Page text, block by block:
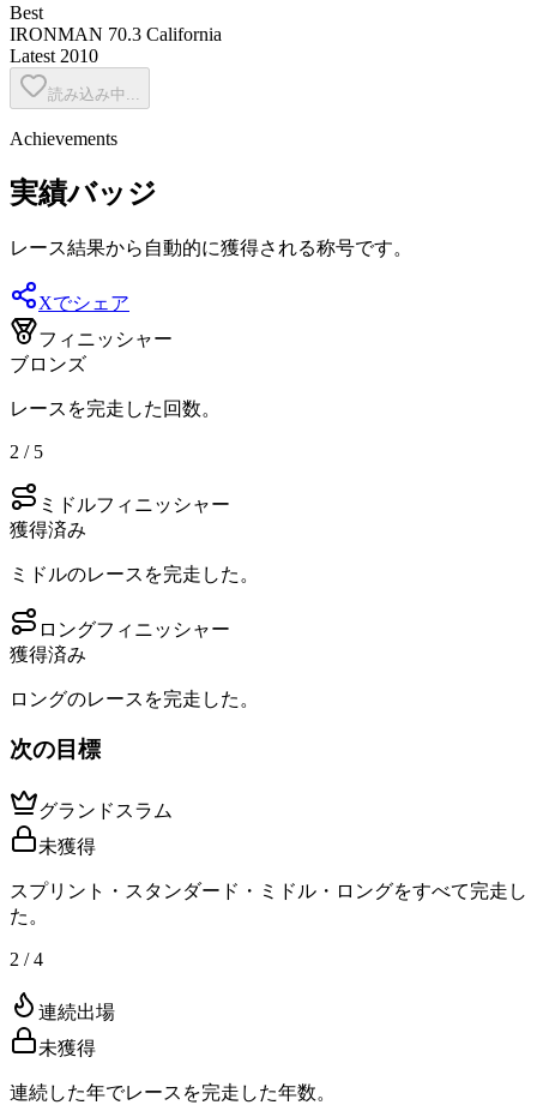
Best
IRONMAN 70.3 California
Latest 2010
読み込み中...
Achievements
実績バッジ
レース結果から自動的に獲得される称号です。
Xでシェア
フィニッシャー
ブロンズ
レースを完走した回数。
2 / 5
ミドルフィニッシャー
獲得済み
ミドルのレースを完走した。
ロングフィニッシャー
獲得済み
ロングのレースを完走した。
次の目標
グランドスラム
未獲得
スプリント・スタンダード・ミドル・ロングをすべて完走し
た。
2 / 4
連続出場
未獲得
連続した年でレースを完走した年数。